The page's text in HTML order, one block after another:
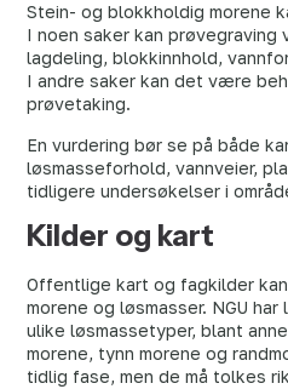
Stein- og blokkholdig morene
I noen saker kan
lagdeling, blokkinnhold,
I andre saker kan det være
prøvetaking.
En vurdering bør se på både
løsmasseforhold, vannveier,
tidligere undersøkelser i
Kilder og kart
Offentlige kart og fagkilder
morene og løsmasser. NGU
ulike løsmassetyper, blant
morene, tynn morene og
tidlig fase, men de må tolkes